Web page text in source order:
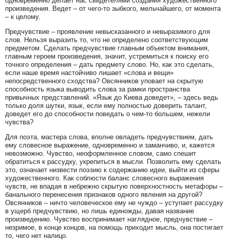
произведения. Ведет – от чего-то зыбкого, мельчайшего, от момента
– к целому.
Предчувствие – проявление невысказанного и невыразимого для
слов. Нельзя выразить то, что не определено соответствующим
предметом. Сделать предчувствие главным объектом внимания,
главным героем произведения, значит, устремиться к поиску его
точного определения – дать предмету слово. Но, как это сделать,
если наше время настойчиво лишает «слова и вещи»
непосредственного сходства? Овсянников уповает на скрытую
способность языка выводить слова за рамки пространства
привычных представлений. «Язык до Киева доведет», – здесь ведь
только доля шутки, язык, если ему полностью доверить талант,
доведет его до способности поведать о чем-то большем, нежели
чувства?
Для поэта, мастера слова, вполне овладеть предчувствием, дать
ему словесное выражение, одновременно и заманчиво, и, кажется
невозможно. Чувство, неоформленное словом, само спешит
обратиться к рассудку, укрепиться в мысли. Позволить ему сделать
это, означает низвести поэзию к содержанию идеи, выйти из сферы
художественного. Как соблюсти баланс словесного выражения
чувств, не впадая в небрежно скрытую поверхностность метафоры –
банального перенесения признаков одного явления на другой?
Овсянников – ничто человеческое ему не чуждо – уступает рассудку
в ущерб предчувствию, но лишь единожды, давая название
произведению. Чувство воспринимает наглядное, предчувствие –
незримое, в конце концов, на помощь приходит мысль, она постигает
то, чего нет налицо.